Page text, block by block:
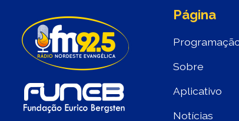
Página
Sobre
Aplicativo
Notícias